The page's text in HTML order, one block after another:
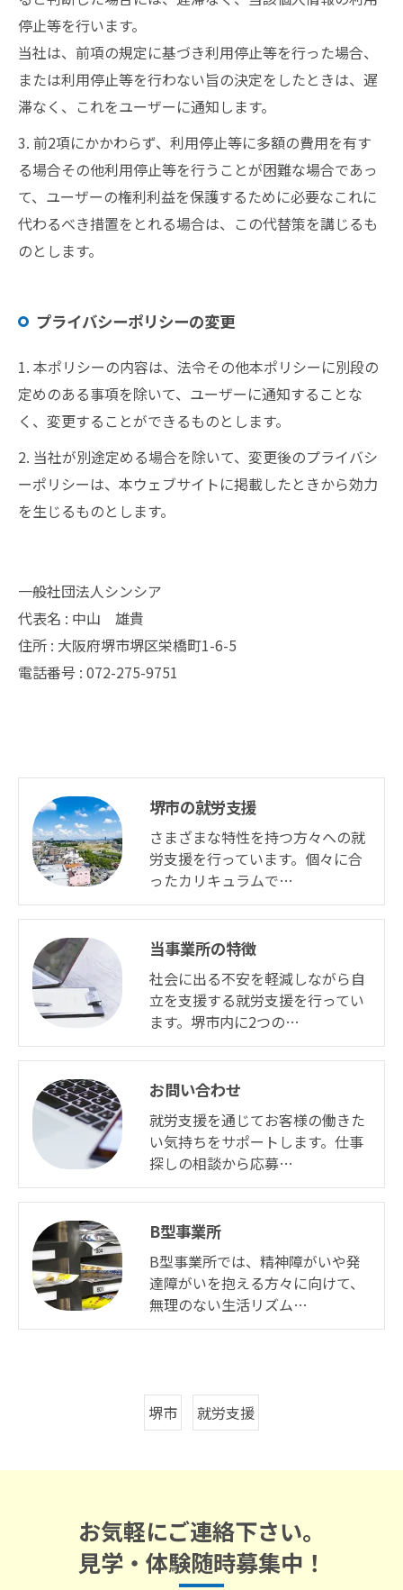
停止等を行います。
当社は、前項の規定に基づき利用停止等を行った場合、
または利用停止等を行わない旨の決定をしたときは、遅
滞なく、これをユーザーに通知します。
3. 前2項にかかわらず、利用停止等に多額の費用を有す
る場合その他利用停止等を行うことが困難な場合であっ
て、ユーザーの権利利益を保護するために必要なこれに
代わるべき措置をとれる場合は、この代替策を講じるも
のとします。
プライバシーポリシーの変更
1. 本ポリシーの内容は、法令その他本ポリシーに別段の
定めのある事項を除いて、ユーザーに通知することな
く、変更することができるものとします。
2. 当社が別途定める場合を除いて、変更後のプライバシ
ーポリシーは、本ウェブサイトに掲載したときから効力
を生じるものとします。
一般社団法人シンシア
代表名 : 中山 雄貴
住所 : 大阪府堺市堺区栄橋町1-6-5
電話番号 : 072-275-9751
堺市の就労支援
さまざまな特性を持つ方々への就
労支援を行っています。個々に合
ったカリキュラムで…
当事業所の特徴
社会に出る不安を軽減しながら自
立を支援する就労支援を行ってい
ます。堺市内に2つの…
お問い合わせ
就労支援を通じてお客様の働きた
い気持ちをサポートします。仕事
探しの相談から応募…
B型事業所
B型事業所では、精神障がいや発
達障がいを抱える方々に向けて、
無理のない生活リズム…
堺市 就労支援
お気軽にご連絡下さい。
見学・体験随時募集中！